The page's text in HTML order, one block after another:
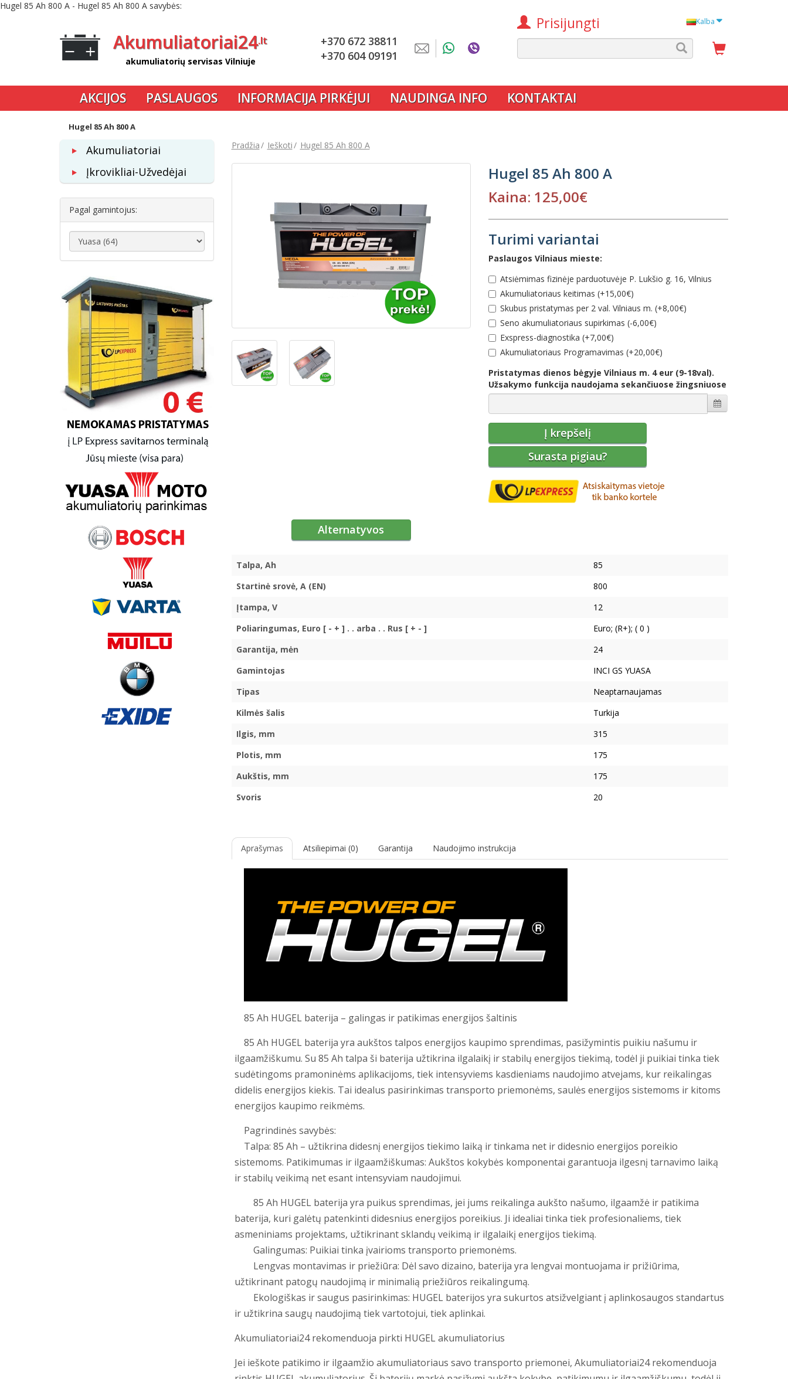
Hugel 85 Ah 800 A - Hugel 85 Ah 800 A savybės:
Akumuliatoriai24.lt
akumuliatorių servisas Vilniuje
+370 672 38811
+370 604 09191
Prisijungti Kalba
AKCIJOS PASLAUGOS INFORMACIJA PIRKĖJUI NAUDINGA INFO KONTAKTAI
Hugel 85 Ah 800 A
Akumuliatoriai
Įkrovikliai-Užvedėjai
Pagal gamintojus:
Pradžia Ieškoti Hugel 85 Ah 800 A
Alternatyvos
Hugel 85 Ah 800 A
Kaina: 125,00€
Turimi variantai
Paslaugos Vilniaus mieste:
Atsiėmimas fizinėje parduotuvėje P. Lukšio g. 16, Vilnius
Akumuliatoriaus keitimas (+15,00€)
Skubus pristatymas per 2 val. Vilniaus m. (+8,00€)
Seno akumuliatoriaus supirkimas (-6,00€)
Еxspress-diagnostika (+7,00€)
Akumuliatoriaus Programavimas (+20,00€)
Pristatymas dienos bėgyje Vilniaus m. 4 eur (9-18val).
Užsakymo funkcija naudojama sekančiuose žingsniuose
Į krepšelį
Surasta pigiau?
Talpa, Ah
85
Startinė srovė, A (EN)
800
Įtampa, V
12
Poliaringumas, Euro [ - + ] . . arba . . Rus [ + - ]
Euro; (R+); ( 0 )
Garantija, mėn
24
Gamintojas
INCI GS YUASA
Tipas
Neaptarnaujamas
Kilmės šalis
Turkija
Ilgis, mm
315
Plotis, mm
175
Aukštis, mm
175
Svoris
20
Aprašymas Atsiliepimai (0) Garantija Naudojimo instrukcija
85 Ah HUGEL baterija – galingas ir patikimas energijos šaltinis
85 Ah HUGEL baterija yra aukštos talpos energijos kaupimo sprendimas, pasižymintis puikiu našumu ir
ilgaamžiškumu. Su 85 Ah talpa ši baterija užtikrina ilgalaikį ir stabilų energijos tiekimą, todėl ji puikiai tinka tiek
sudėtingoms pramoninėms aplikacijoms, tiek intensyviems kasdieniams naudojimo atvejams, kur reikalingas
didelis energijos kiekis. Tai idealus pasirinkimas transporto priemonėms, saulės energijos sistemoms ir kitoms
energijos kaupimo reikmėms.
Pagrindinės savybės:
Talpa: 85 Ah – užtikrina didesnį energijos tiekimo laiką ir tinkama net ir didesnio energijos poreikio
sistemoms. Patikimumas ir ilgaamžiškumas: Aukštos kokybės komponentai garantuoja ilgesnį tarnavimo laiką
ir stabilų veikimą net esant intensyviam naudojimui.
85 Ah HUGEL baterija yra puikus sprendimas, jei jums reikalinga aukšto našumo, ilgaamžė ir patikima
baterija, kuri galėtų patenkinti didesnius energijos poreikius. Ji idealiai tinka tiek profesionaliems, tiek
asmeniniams projektams, užtikrinant sklandų veikimą ir ilgalaikį energijos tiekimą.
Galingumas: Puikiai tinka įvairioms transporto priemonėms.
Lengvas montavimas ir priežiūra: Dėl savo dizaino, baterija yra lengvai montuojama ir prižiūrima,
užtikrinant patogų naudojimą ir minimalią priežiūros reikalingumą.
Ekologiškas ir saugus pasirinkimas: HUGEL baterijos yra sukurtos atsižvelgiant į aplinkosaugos standartus
ir užtikrina saugų naudojimą tiek vartotojui, tiek aplinkai.
Akumuliatoriai24 rekomenduoja pirkti HUGEL akumuliatorius
Jei ieškote patikimo ir ilgaamžio akumuliatoriaus savo transporto priemonei, Akumuliatoriai24 rekomenduoja